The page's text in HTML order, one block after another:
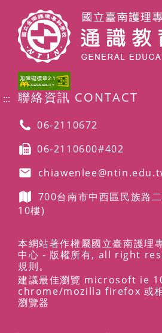
::: 聯絡資訊 CONTACT
06-2110672
06-2110600#402
700台南市中西區民族路
10樓)
本網站著作權屬國立臺南護理
中心 - 版權所有, all right
規則。
建議最佳瀏覽 microsoft ie
chrome/mozilla firefox 或相
瀏覽器